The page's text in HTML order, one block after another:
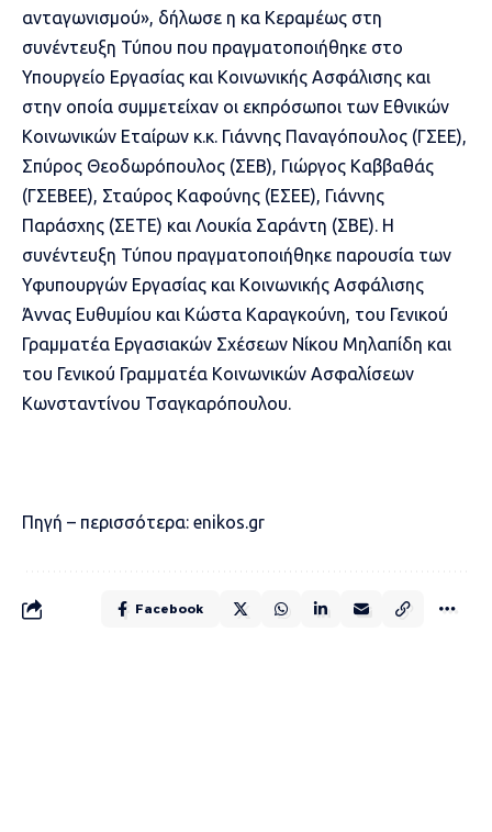
ανταγωνισμού», δήλωσε η κα Κεραμέως στη
συνέντευξη Τύπου που πραγματοποιήθηκε στο
Υπουργείο Εργασίας και Κοινωνικής Ασφάλισης και
στην οποία συμμετείχαν οι εκπρόσωποι των Εθνικών
Κοινωνικών Εταίρων κ.κ. Γιάννης Παναγόπουλος (ΓΣΕΕ),
Σπύρος Θεοδωρόπουλος (ΣΕΒ), Γιώργος Καββαθάς
(ΓΣΕΒΕΕ), Σταύρος Καφούνης (ΕΣΕΕ), Γιάννης
Παράσχης (ΣΕΤΕ) και Λουκία Σαράντη (ΣΒΕ). Η
συνέντευξη Τύπου πραγματοποιήθηκε παρουσία των
Υφυπουργών Εργασίας και Κοινωνικής Ασφάλισης
Άννας Ευθυμίου και Κώστα Καραγκούνη, του Γενικού
Γραμματέα Εργασιακών Σχέσεων Νίκου Μηλαπίδη και
του Γενικού Γραμματέα Κοινωνικών Ασφαλίσεων
Κωνσταντίνου Τσαγκαρόπουλου.
Πηγή – περισσότερα: enikos.gr
Facebook